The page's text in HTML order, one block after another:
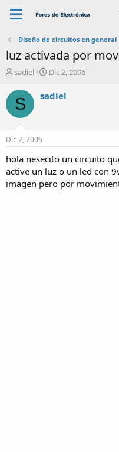
Diseño de circuitos en general
luz activada por
A
t
o
r
sadiel
F
c
n
c
i
Dic 2, 2006
S sadiel
Dic 2, 2006
hola nesecito un circuito
active un luz o un led con
imagen pero por